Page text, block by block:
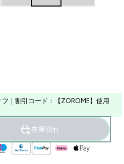
｜割引コード：【ZOROME】使用
在庫切れ